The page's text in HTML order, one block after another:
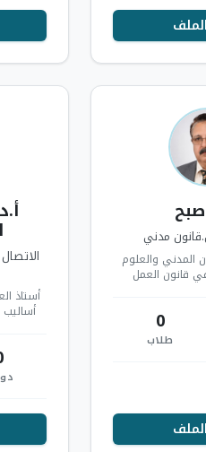
مدني
المدني والعلوم
قانون العمل
الاصطناعي
0
طلاب
أستاذ